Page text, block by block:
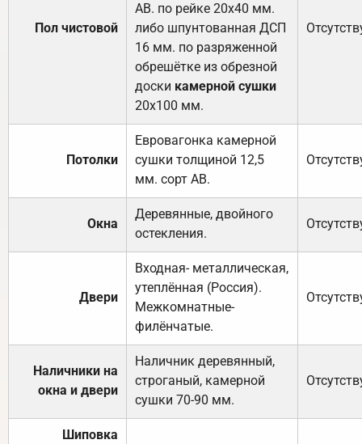
Пол чистовой
АВ. по рейке 20х40 мм.
либо шпунтованная ДСП
16 мм. по разряженной
обрешётке из обрезной
доски камерной сушки
20х100 мм.
Потолки
Евровагонка камерной
сушки толщиной 12,5
мм. сорт АВ.
Окна
Деревянные, двойного
остекления.
Двери
Входная- металлическая,
утеплённая (Россия).
Межкомнатные-
филёнчатые.
Наличники на
окна и двери
Наличник деревянный,
строганый, камерной
сушки 70-90 мм.
Шиповка